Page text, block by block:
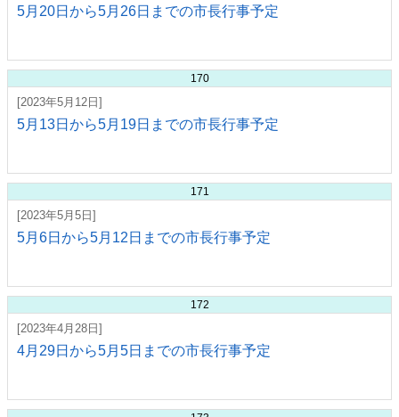
5月20日から5月26日までの市長行事予定
170
[2023年5月12日]
5月13日から5月19日までの市長行事予定
171
[2023年5月5日]
5月6日から5月12日までの市長行事予定
172
[2023年4月28日]
4月29日から5月5日までの市長行事予定